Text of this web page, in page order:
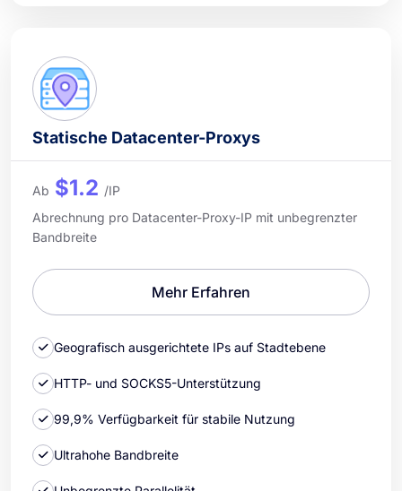
Statische Datacenter-Proxys
Ab $1.2 /IP
Abrechnung pro Datacenter-Proxy-IP mit unbegrenzter
Bandbreite
Mehr Erfahren
Geografisch ausgerichtete IPs auf Stadtebene
HTTP- und SOCKS5-Unterstützung
99,9% Verfügbarkeit für stabile Nutzung
Ultrahohe Bandbreite